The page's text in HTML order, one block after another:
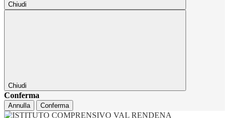
Chiudi
Chiudi
Conferma
Annulla Conferma